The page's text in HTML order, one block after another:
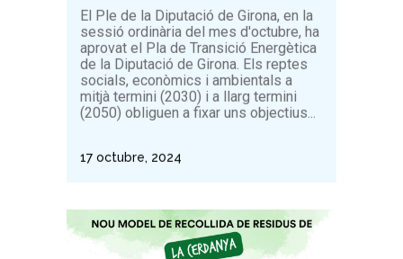
El Ple de la Diputació de Girona, en la
sessió ordinària del mes d'octubre, ha
aprovat el Pla de Transició Energètica
de la Diputació de Girona. Els reptes
socials, econòmics i ambientals a
mitjà termini (2030) i a llarg termini
(2050) obliguen a fixar uns objectius...
17 octubre, 2024